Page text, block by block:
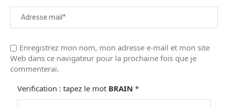
Enregistrez mon nom, mon adresse e-mail et mon site
Web dans ce navigateur pour la prochaine fois que je
commenterai.
Verification : tapez le mot BRAIN *